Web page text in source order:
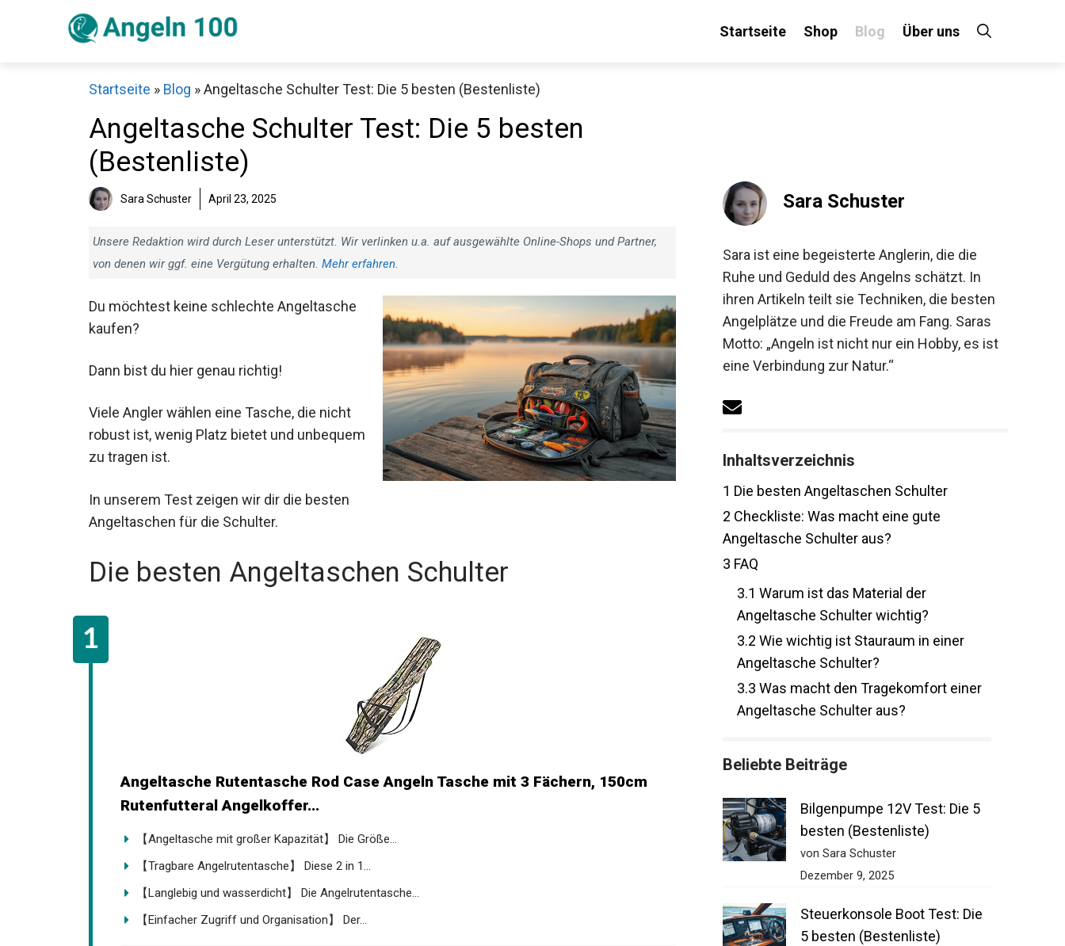
Startseite Shop Blog Über uns
Startseite » Blog »Angeltasche Schulter Test: Die 5 besten (Bestenliste)
Angeltasche Schulter Test: Die 5 besten
(Bestenliste)
Sara Schuster April 23, 2025
Unsere Redaktion wird durch Leser unterstützt. Wir verlinken u.a. auf ausgewählte Online-Shops und Partner,
von denen wir ggf. eine Vergütung erhalten. Mehr erfahren.
Du möchtest keine schlechte Angeltasche
kaufen?
Dann bist du hier genau richtig!
Viele Angler wählen eine Tasche, die nicht
robust ist, wenig Platz bietet und unbequem
zu tragen ist.
In unserem Test zeigen wir dir die besten Angeltaschen für die Schulter.
Angeltasche Rutentasche Rod Case Angeln Tasche mit 3 Fächern, 150cm
Rutenfutteral Angelkoffer...
【Angeltasche mit großer Kapazität】 Die Größe...
【Tragbare Angelrutentasche】 Diese 2 in 1...
【Langlebig und wasserdicht】 Die Angelrutentasche...
【Einfacher Zugriff und Organisation】 Der...
Sara Schuster
Sara ist eine begeisterte Anglerin, die die
Ruhe und Geduld des Angelns schätzt. In
ihren Artikeln teilt sie Techniken, die besten
Angelplätze und die Freude am Fang. Saras
Motto: „Angeln ist nicht nur ein Hobby, es
ist eine Verbindung zur Natur.“
Inhaltsverzeichnis
Die besten Angeltaschen Schulter
Checkliste: Was macht eine gute
Angeltasche Schulter aus?
FAQ
3.1Warum ist das Material der
Angeltasche Schulter wichtig?
3.2Wie wichtig ist Stauraum in einer
Angeltasche Schulter?
3.3Was macht den Tragekomfort einer
Angeltasche Schulter aus?
Beliebte Beiträge
Bilgenpumpe 12V Test: Die 5
besten (Bestenliste)
von Sara Schuster
Dezember 9, 2025
Steuerkonsole Boot Test: Die
5 besten (Bestenliste)
Decathlon Sale
Schaue dir jetzt die meistverkauften Produkte im Sale bei Decathlon an!
Jetzt anschauen